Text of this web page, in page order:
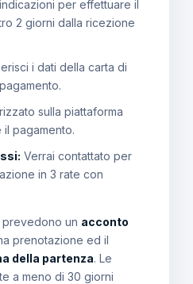
per effettuare il
2 giorni dalla ricezione
i dati della carta di
sulla piattaforma
pagamento.
Verrai contattato per
in 3 rate con
prevedono un acconto
prenotazione ed il
della partenza. Le
a meno di 30 giorni